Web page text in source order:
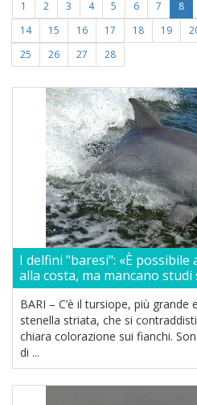
1 2 3 4 5 6 7 8
14
15 16 17 18 19
25
26 27 28
I delfini "baresi": «È
alla costa, ma mancano studi
BARI – C’è il tursiope, più
stenella striata, che si
chiara colorazione sui fianchi.
di ...